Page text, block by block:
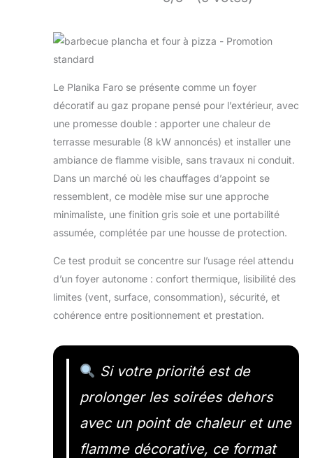
Le Planika Faro se présente comme un foyer
décoratif au gaz propane pensé pour l’extérieur, avec
une promesse double : apporter une chaleur de
terrasse mesurable (8 kW annoncés) et installer une
ambiance de flamme visible, sans travaux ni conduit.
Dans un marché où les chauffages d’appoint se
ressemblent, ce modèle mise sur une approche
minimaliste, une finition gris soie et une portabilité
assumée, complétée par une housse de protection.
Ce test produit se concentre sur l’usage réel attendu
d’un foyer autonome : confort thermique, lisibilité des
limites (vent, surface, consommation), sécurité, et
cohérence entre positionnement et prestation.
Si votre priorité est de
prolonger les soirées dehors
avec un point de chaleur et une
flamme décorative, ce format